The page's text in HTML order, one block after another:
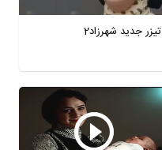
تیزر جدید شهرزاد2